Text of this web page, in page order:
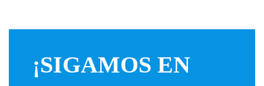
¡SIGAMOS EN